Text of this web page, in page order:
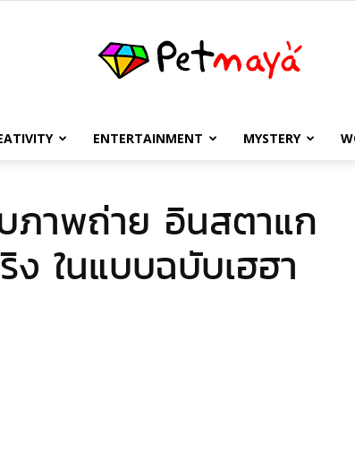
เพชร
มายา
ENTERTAINMENT MYSTERY
ภาพถ่าย อินสตาแก
ง ในแบบฉบับเฮฮา